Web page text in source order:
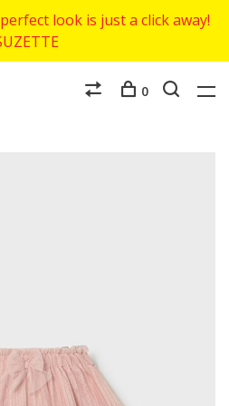
look is just a click away!
0